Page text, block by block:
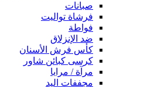
صبانات
فرشاة تواليت
فواطة
ضد الإنزلاق
كأس فرش الأسنان
كرسى كبائن شاور
مرآة / مرايا
مجففات اليد